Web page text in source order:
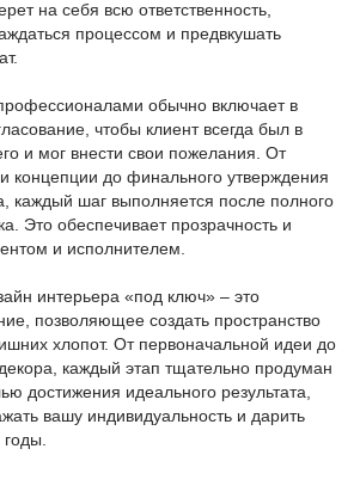
на себя всю ответственность,
процессом и предвкушать
обычно включает в
чтобы клиент всегда был в
и мог внести свои пожелания. От
концепции до финального утверждения
каждый шаг выполняется после полного
Это обеспечивает прозрачность и
и исполнителем.
интерьера «под ключ» – это
позволяющее создать пространство
хлопот. От первоначальной идеи до
каждый этап тщательно продуман
достижения идеального результата,
вашу индивидуальность и дарить